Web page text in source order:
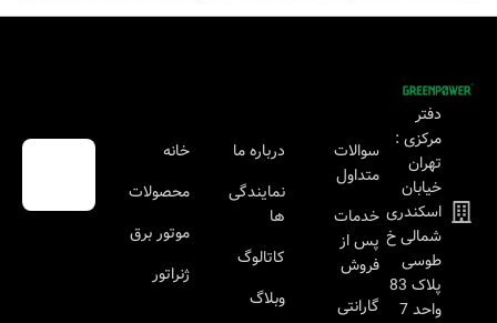
دفتر
مرکزی :
تهران
خیابان
اسکندری
شمالی خ
طوسی
پلاک 83
واحد 7
سوالات
متداول
خدمات
پس از
فروش
گارانتی
درباره ما
نمایندگی
ها
کاتالوگ
وبلاگ
خانه
محصولات
موتور برق
ژنراتور